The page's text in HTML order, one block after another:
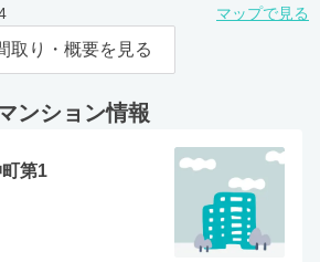
マップで見る
取り・概要を見る
ンション情報
第1